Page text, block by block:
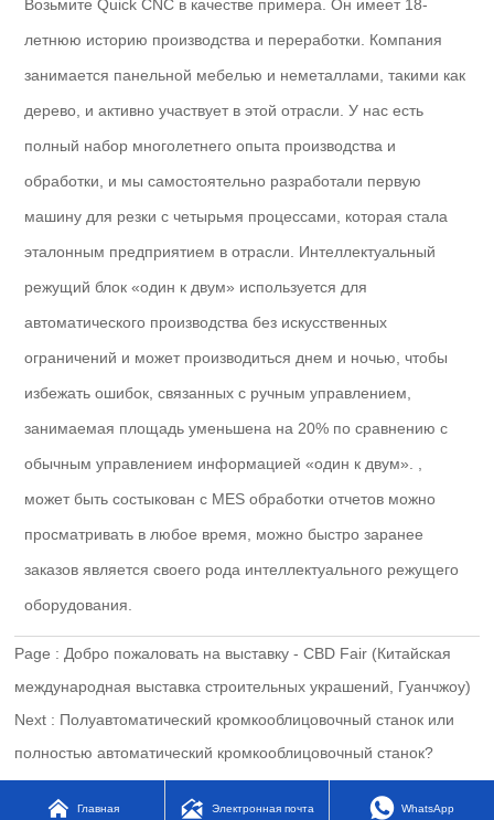
Возьмите Quick CNC в качестве примера. Он имеет 18-
летнюю историю производства и переработки. Компания
занимается панельной мебелью и неметаллами, такими как
дерево, и активно участвует в этой отрасли. У нас есть
полный набор многолетнего опыта производства и
обработки, и мы самостоятельно разработали первую
машину для резки с четырьмя процессами, которая стала
эталонным предприятием в отрасли. Интеллектуальный
режущий блок «один к двум» используется для
автоматического производства без искусственных
ограничений и может производиться днем и ночью, чтобы
избежать ошибок, связанных с ручным управлением,
занимаемая площадь уменьшена на 20% по сравнению с
обычным управлением информацией «один к двум». ,
может быть состыкован с MES обработки отчетов можно
просматривать в любое время, можно быстро заранее
заказов является своего рода интеллектуального режущего
оборудования.
Page :Добро пожаловать на выставку - CBD Fair (Китайская
международная выставка строительных украшений, Гуанчжоу)
Next : Полуавтоматический кромкооблицовочный станок или
полностью автоматический кромкооблицовочный станок?
 Главная  Электронная почта  WhatsApp